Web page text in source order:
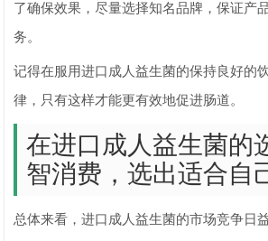
了确保效果，尽量选择知名品牌，保证产
务。
记得在服用进口成人益生菌的保持良好的
律，只有这样才能更有效地促进肠道。
在进口成人益生菌的
智消费，选出适合自
总体来看，进口成人益生菌的市场竞争日